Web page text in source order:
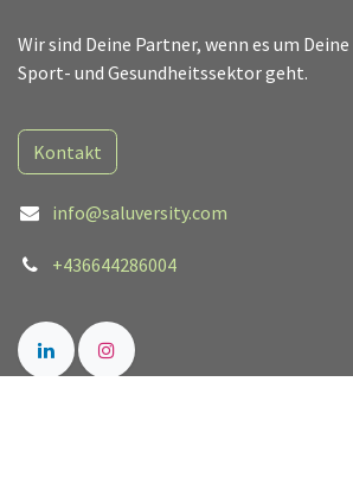
Wir sind Deine Partner, wenn es um
Sport- und Gesundheitssektor geht.
Kontakt
info@saluversity.com
+436644286004